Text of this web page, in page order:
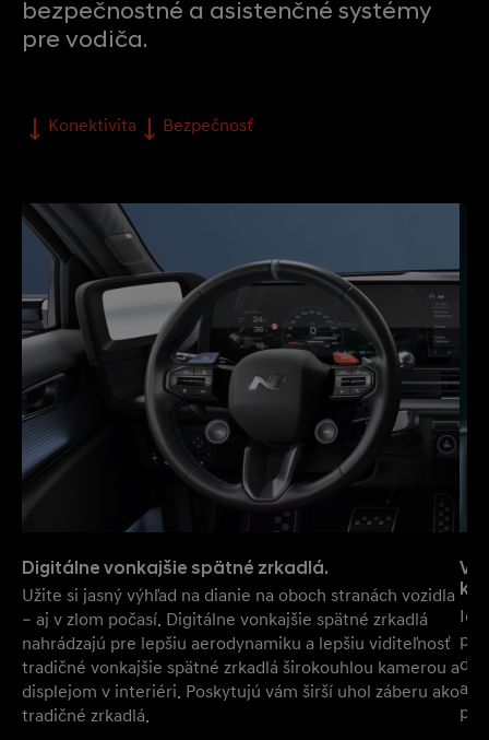
bezpečnostné a asistenčné systémy
pre vodiča.
Konektivita Bezpečnosť
Digitálne vonkajšie spätné zrkadlá.
Užite si jasný výhľad na dianie na oboch stranách vozidla
– aj v zlom počasí. Digitálne vonkajšie spätné zrkadlá
nahrádzajú pre lepšiu aerodynamiku a lepšiu viditeľnosť
tradičné vonkajšie spätné zrkadlá širokouhlou kamerou a
displejom v interiéri. Poskytujú vám širší uhol záberu ako
tradičné zrkadlá.